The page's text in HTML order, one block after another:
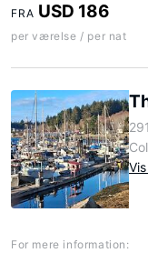
FRA USD 186
per værelse / per nat
For mere information: